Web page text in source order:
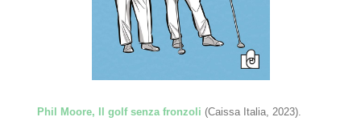
Phil Moore, Il golf senza fronzoli(Caissa Italia, 2023).